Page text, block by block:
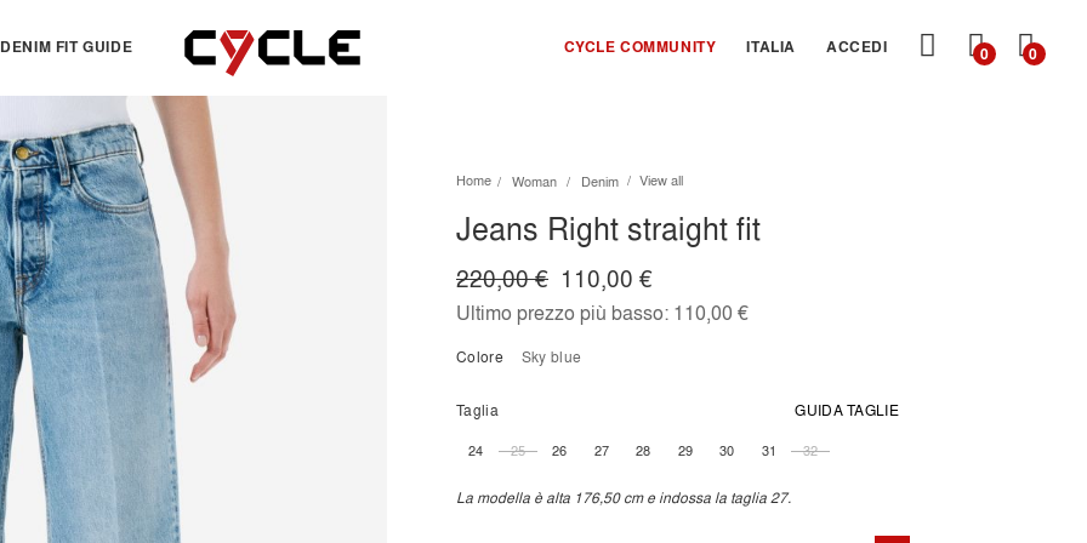
DENIM FIT GUIDE CYCLE COMMUNITY ITALIA ACCEDI 0 0
TOPS
Essentials
View all
Jackets & Sweatshirts
Knitwear
Shirts
T-shirts
OTHERS
View all
Dresses
Skirts
Bermuda & shorts
Home Woman Denim View all
Jeans Right straight fit
110,00 €
220,00 €
Ultimo prezzo più basso: 110,00 €
Colore sky blue
Taglia GUIDA TAGLIE
24 25 26 27 28 29 30 31 32
La modella è alta 176,50 cm e indossa la taglia 27.